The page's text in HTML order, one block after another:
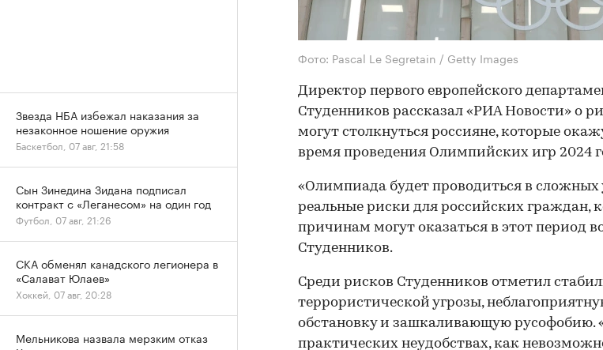
Фото: Pascal Le Segretain / Getty Images
Директор первого европейского
Студенников рассказал «РИА Новости» о
могут столкнуться россияне, которые
время проведения Олимпийских игр 2024
«Олимпиада будет проводиться в сложных
реальные риски для российских граждан,
причинам могут оказаться в этот период
Студенников.
Среди рисков Студенников отметил
террористической угрозы,
обстановку и зашкаливающую русофобию.
практических неудобствах, как
Звезда НБА избежал наказания за
незаконное ношение оружия
Баскетбол, 07 авг, 21:58
Сын Зинедина Зидана подписал
контракт с «Леганесом» на один год
Футбол, 07 авг, 21:26
СКА обменял канадского легионера в
«Салават Юлаев»
Хоккей, 07 авг, 20:28
Мельникова назвала мерзким отказ